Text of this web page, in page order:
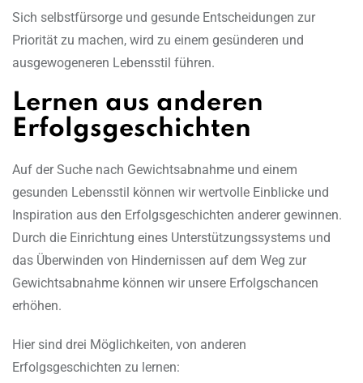
Sich selbstfürsorge und gesunde Entscheidungen zur
Priorität zu machen, wird zu einem gesünderen und
ausgewogeneren Lebensstil führen.
Lernen aus anderen
Erfolgsgeschichten
Auf der Suche nach Gewichtsabnahme und einem
gesunden Lebensstil können wir wertvolle Einblicke und
Inspiration aus den Erfolgsgeschichten anderer gewinnen.
Durch die Einrichtung eines Unterstützungssystems und
das Überwinden von Hindernissen auf dem Weg zur
Gewichtsabnahme können wir unsere Erfolgschancen
erhöhen.
Hier sind drei Möglichkeiten, von anderen
Erfolgsgeschichten zu lernen: